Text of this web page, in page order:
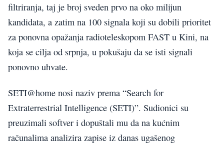
filtriranja, taj je broj sveden prvo na oko milijun
kandidata, a zatim na 100 signala koji su dobili prioritet
za ponovna opažanja radioteleskopom FAST u Kini, na
koja se cilja od srpnja, u pokušaju da se isti signali
ponovno uhvate.
SETI@home nosi naziv prema “Search for
Extraterrestrial Intelligence (SETI)”. Sudionici su
preuzimali softver i dopuštali mu da na kućnim
računalima analizira zapise iz danas ugašenog